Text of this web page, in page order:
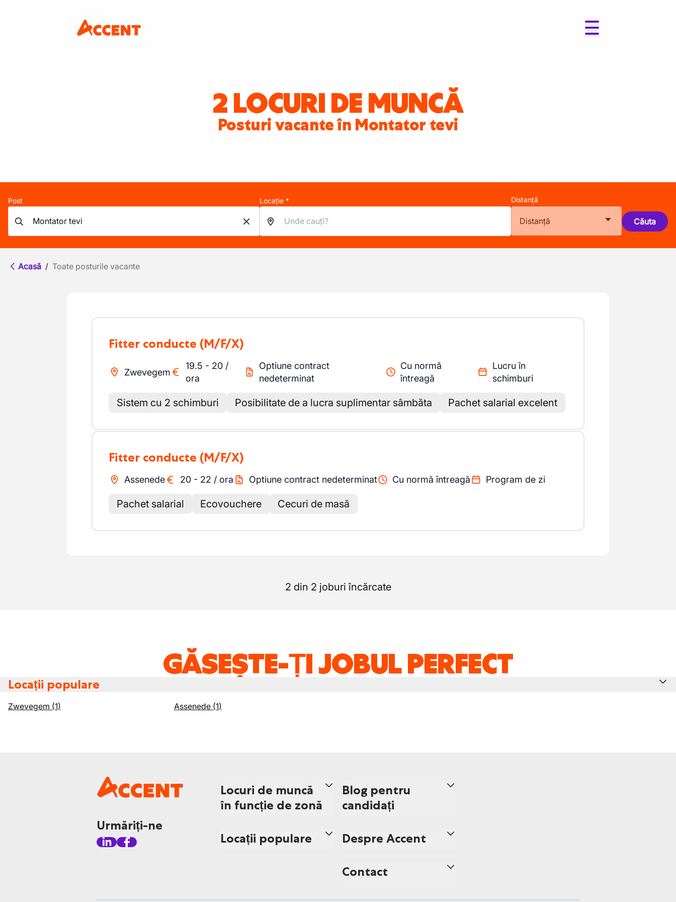
2 LOCURI DE MUNCĂ
Posturi vacante în Montator tevi
Post Locație * Distanță
Distanță Căuta
Acasă / Toate posturile vacante
Fitter conducte (M/F/X)
Zwevegem
19.5 - 20 /
ora
Optiune contract
nedeterminat
Cu normă
întreagă
Lucru în
schimburi
Sistem cu 2 schimburi Posibilitate de a lucra suplimentar sâmbăta Pachet salarial excelent
Fitter conducte (M/F/X)
Assenede 20 - 22 / ora Optiune contract nedeterminat Cu normă întreagă Program de zi
Pachet salarial Ecovouchere Cecuri de masă
2 din 2 joburi încărcate
GĂSEȘTE-ȚI JOBUL PERFECT
Locații populare
Zwevegem (1) Assenede (1)
Urmăriți-ne
Locuri de muncă
în funcție de zonă
Locații populare
Blog pentru
candidați
Despre Accent
Contact